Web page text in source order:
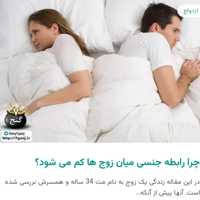
ازدواج
چرا رابطه جنسی میان زوج ها کم می شود؟
در این مقاله زندگی یک زوج به نام مت 34 ساله و همسرش بررسی شده
است. آنها پیش از آنکه...